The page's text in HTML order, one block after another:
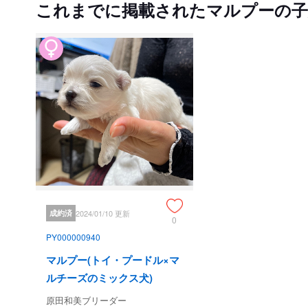
これまでに掲載されたマルプーの
成約済 2024/01/10 更新
0
PY000000940
マルプー(トイ・プードル×マ
ルチーズのミックス犬)
原田和美ブリーダー